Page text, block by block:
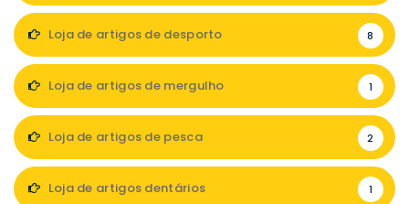
Loja de artigos de desporto 8
Loja de artigos de mergulho 1
Loja de artigos de pesca 2
Loja de artigos dentários 1